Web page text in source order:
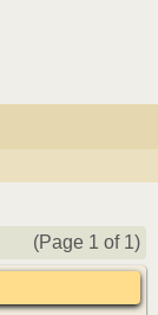
(Page 1 of 1)